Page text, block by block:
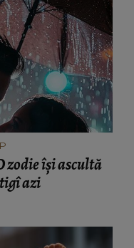
zodie își ascultă
azi